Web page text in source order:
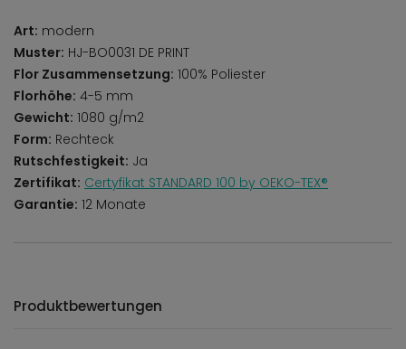
Art: modern
Muster: HJ-BO0031 DE PRINT
Flor Zusammensetzung: 100% Poliester
Florhöhe: 4-5 mm
Gewicht: 1080 g/m2
Form: Rechteck
Rutschfestigkeit: Ja
Zertifikat: Certyfikat STANDARD 100 by OEKO-TEX®
Garantie: 12 Monate
Produktbewertungen